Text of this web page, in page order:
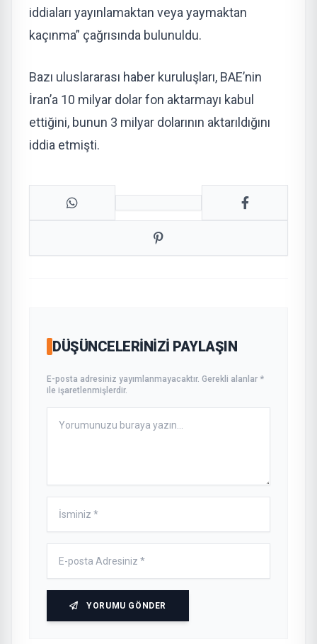
iddiaları yayınlamaktan veya yaymaktan
kaçınma” çağrısında bulunuldu.
Bazı uluslararası haber kuruluşları, BAE’nin
İran’a 10 milyar dolar fon aktarmayı kabul
ettiğini, bunun 3 milyar dolarının aktarıldığını
iddia etmişti.
DÜŞÜNCELERINIZI PAYLAŞIN
E-posta adresiniz yayımlanmayacaktır. Gerekli alanlar *
ile işaretlenmişlerdir.
YORUMU GÖNDER